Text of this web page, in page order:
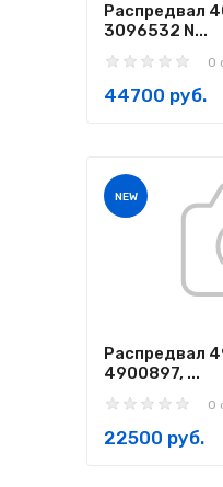
Распредвал
3096532 N...
0
44700 руб.
NEW
Распредвал
4900897, ...
0
22500 руб.